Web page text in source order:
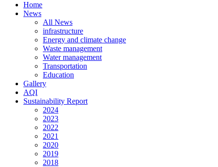
Home
News
All News
infrastructure
Energy and climate change
Waste management
Water management
Transportation
Education
Gallery
AQI
Sustainability Report
2024
2023
2022
2021
2020
2019
2018